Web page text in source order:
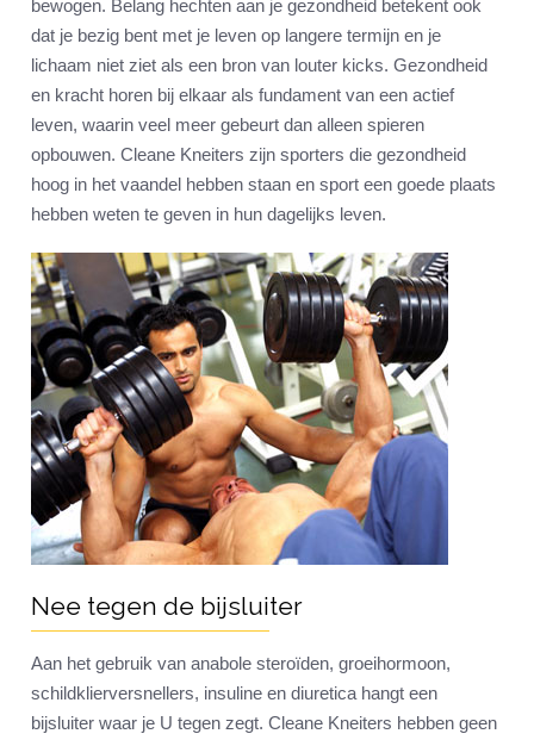
bewogen. Belang hechten aan je gezondheid betekent ook
dat je bezig bent met je leven op langere termijn en je
lichaam niet ziet als een bron van louter kicks. Gezondheid
en kracht horen bij elkaar als fundament van een actief
leven, waarin veel meer gebeurt dan alleen spieren
opbouwen. Cleane Kneiters zijn sporters die gezondheid
hoog in het vaandel hebben staan en sport een goede plaats
hebben weten te geven in hun dagelijks leven.
Nee tegen de bijsluiter
Aan het gebruik van anabole steroïden, groeihormoon,
schildklierversnellers, insuline en diuretica hangt een
bijsluiter waar je U tegen zegt. Cleane Kneiters hebben geen